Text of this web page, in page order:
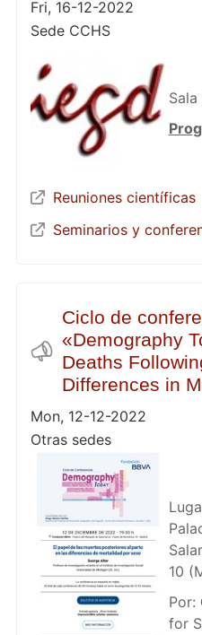
Fri, 16-12-2022
Sede CCHS
Reuniones científicas
Seminarios y
Ciclo de
«Demography
Deaths
Differences in
Mon, 12-12-2022
Otras sedes
10
Por:
for